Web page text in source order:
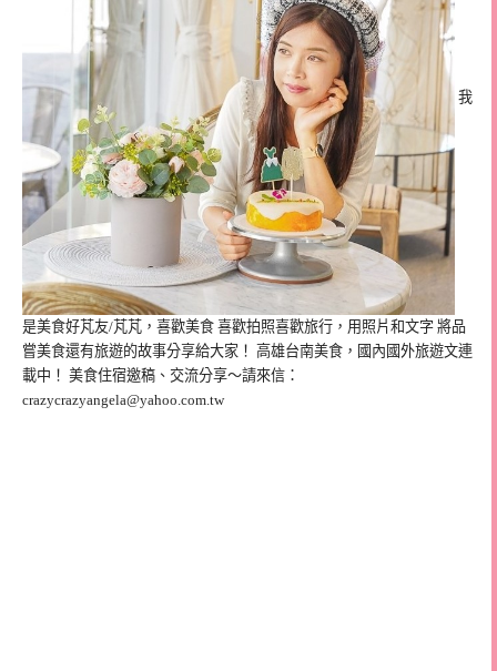
我
是美食好芃友/芃芃，喜歡美食 喜歡拍照喜歡旅行，用照片和文字 將品
嘗美食還有旅遊的故事分享給大家！ 高雄台南美食，國內國外旅遊文連
載中！ 美食住宿邀稿、交流分享～請來信：
crazycrazyangela@yahoo.com.tw